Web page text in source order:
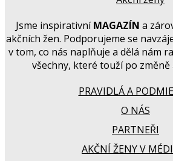
Jsme inspirativníMAGAZÍN a
akčních žen. Podporujeme se
v tom, co nás naplňuje a dělá nám
všechny, které touží po změně
PRAVIDLÁ A
O NÁS
PARTNEŘI
AKČNÍ ŽENY V